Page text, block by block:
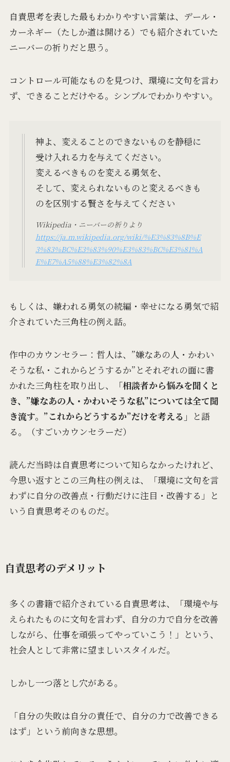
自責思考を表した最もわかりやすい言葉は、デール・
カーネギー（たしか道は開ける）でも紹介されていた
ニーバーの祈りだと思う。
コントロール可能なものを見つけ、環境に文句を言わ
ず、できることだけやる。シンプルでわかりやすい。
神よ、変えることのできないものを静穏に
受け入れる力を与えてください。
変えるべきものを変える勇気を、
そして、変えられないものと変えるべきも
のを区別する賢さを与えてください
Wikipedia・ニーバーの祈りより
https://ja.m.wikipedia.org/wiki/%E3%83%8B%E
3%83%BC%E3%83%90%E3%83%BC%E3%81%A
E%E7%A5%88%E3%82%8A
もしくは、嫌われる勇気の続編・幸せになる勇気で紹
介されていた三角柱の例え話。
作中のカウンセラー：哲人は、”嫌なあの人・かわい
そうな私・これからどうするか”とそれぞれの面に書
かれた三角柱を取り出し、
「相談者から悩みを聞くと
き、”嫌なあの人・かわいそうな私”については全て聞
き流す。”これからどうするか”だけを考える」 と語
る。（すごいカウンセラーだ）
読んだ当時は自責思考について知らなかったけれど、
今思い返すとこの三角柱の例えは、「環境に文句を言
わずに自分の改善点・行動だけに注目・改善する」と
いう自責思考そのものだ。
自責思考のデメリット
多くの書籍で紹介されている自責思考は、「環境や与
えられたものに文句を言わず、自分の力で自分を改善
しながら、仕事を頑張ってやっていこう！」という、
社会人として非常に望ましいスタイルだ。
しかし一つ落とし穴がある。
「自分の失敗は自分の責任で、自分の力で改善できる
はず」という前向きな思想。